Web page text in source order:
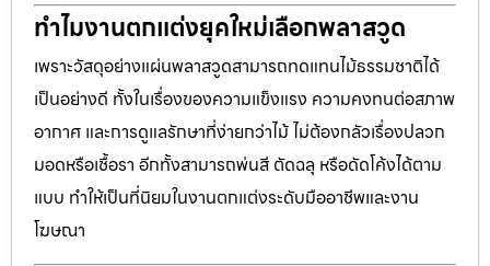
ทำไมงานตกแต่งยุคใหม่เลือกพลาสวูด
เพราะวัสดุอย่างแผ่นพลาสวูดสามารถทดแทนไม้ธรรมชาติได้
เป็นอย่างดี ทั้งในเรื่องของความแข็งแรง ความคงทนต่อสภาพ
อากาศ และการดูแลรักษาที่ง่ายกว่าไม้ ไม่ต้องกลัวเรื่องปลวก
มอดหรือเชื้อรา อีกทั้งสามารถพ่นสี ตัดฉลุ หรือดัดโค้งได้ตาม
แบบ ทำให้เป็นที่นิยมในงานตกแต่งระดับมืออาชีพและงาน
โฆษณา